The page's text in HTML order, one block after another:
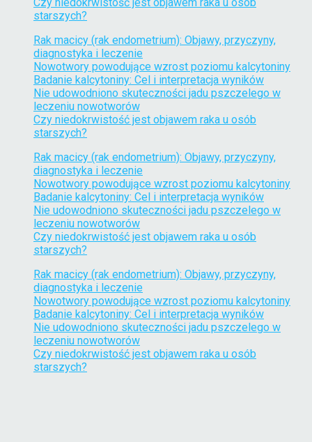
Czy niedokrwistość jest objawem raka u osób
starszych?
Rak macicy (rak endometrium): Objawy, przyczyny,
diagnostyka i leczenie
Nowotwory powodujące wzrost poziomu kalcytoniny
Badanie kalcytoniny: Cel i interpretacja wyników
Nie udowodniono skuteczności jadu pszczelego w
leczeniu nowotworów
Czy niedokrwistość jest objawem raka u osób
starszych?
Rak macicy (rak endometrium): Objawy, przyczyny,
diagnostyka i leczenie
Nowotwory powodujące wzrost poziomu kalcytoniny
Badanie kalcytoniny: Cel i interpretacja wyników
Nie udowodniono skuteczności jadu pszczelego w
leczeniu nowotworów
Czy niedokrwistość jest objawem raka u osób
starszych?
Rak macicy (rak endometrium): Objawy, przyczyny,
diagnostyka i leczenie
Nowotwory powodujące wzrost poziomu kalcytoniny
Badanie kalcytoniny: Cel i interpretacja wyników
Nie udowodniono skuteczności jadu pszczelego w
leczeniu nowotworów
Czy niedokrwistość jest objawem raka u osób
starszych?